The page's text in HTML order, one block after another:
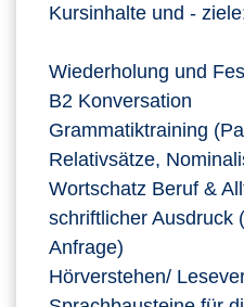
Kursinhalte und -
Wiederholung und
B2 Konversation
Grammatiktraining
Relativsätze,
Wortschatz Beruf &
schriftlicher Ausdruck
Anfrage)
Hörverstehen/